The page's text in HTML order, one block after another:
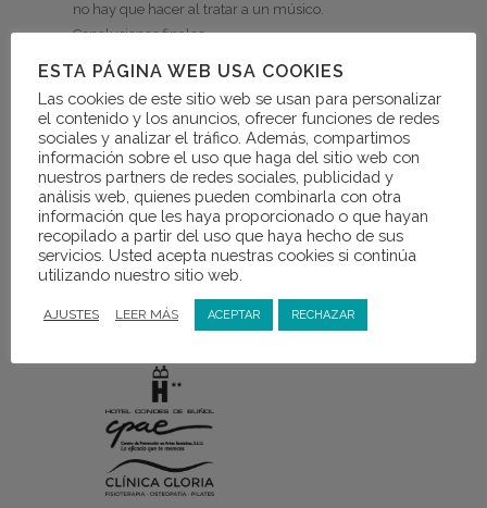
no hay que hacer al tratar a un músico.
Conclusiones finales.
Precios especiales en alojamiento
para los alumnos del curso
contactando telefónicamente con la
Posada Venta Pilar y el Hotel Condes
de Buñol.
ESTA PÁGINA WEB USA COOKIES
Las cookies de este sitio web se usan para personalizar
el contenido y los anuncios, ofrecer funciones de redes
sociales y analizar el tráfico. Además, compartimos
información sobre el uso que haga del sitio web con
nuestros partners de redes sociales, publicidad y
análisis web, quienes pueden combinarla con otra
información que les haya proporcionado o que hayan
recopilado a partir del uso que haya hecho de sus
servicios. Usted acepta nuestras cookies si continúa
utilizando nuestro sitio web.
AJUSTES LEER MÁS ACEPTAR RECHAZAR